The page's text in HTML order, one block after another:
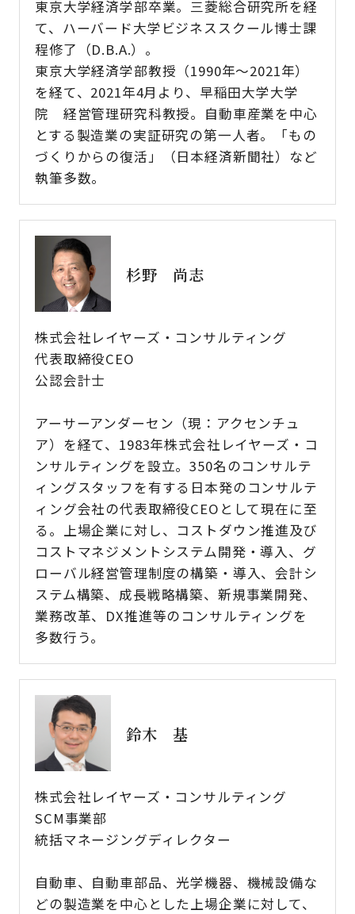
東京大学経済学部卒業。三菱総合研究所を経
て、ハーバード大学ビジネススクール博士課
程修了（D.B.A.）。​
東京大学経済学部教授（1990年～2021年）
を経て、2021年4月より、早稲田大学大学
院 経営管理研究科教授。自動車産業を中心
とする製造業の実証研究の第一人者。「もの
づくりからの復活」（日本経済新聞社）など
執筆多数。​
杉野 尚志​
株式会社レイヤーズ・コンサルティング
代表取締役CEO​
公認会計士
アーサーアンダーセン（現：アクセンチュ
ア）を経て、1983年株式会社レイヤーズ・コ
ンサルティングを設立。350名のコンサルテ
ィングスタッフを有する日本発のコンサルテ
ィング会社の代表取締役CEOとして現在に至
る。上場企業に対し、コストダウン推進及び
コストマネジメントシステム開発・導入、グ
ローバル経営管理制度の構築・導入、会計​シ
ステム構築、成長戦略構築、新規事業開発、
業務改革、DX推進等のコンサルティングを
多数行う。
鈴木 基
株式会社レイヤーズ・コンサルティング​
SCM事業部​
統括マネージングディレクター​
自動車、自動車部品、光学機器、機械設備な
どの製造業を中心とした上場企業に対して、